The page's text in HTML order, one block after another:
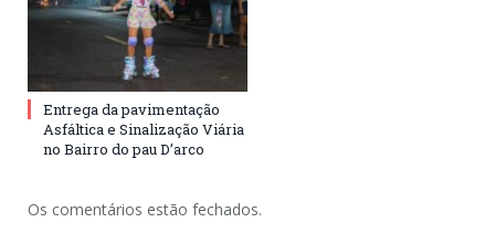
Entrega da pavimentação
Asfáltica e Sinalização Viária
no Bairro do pau D’arco
Os comentários estão fechados.